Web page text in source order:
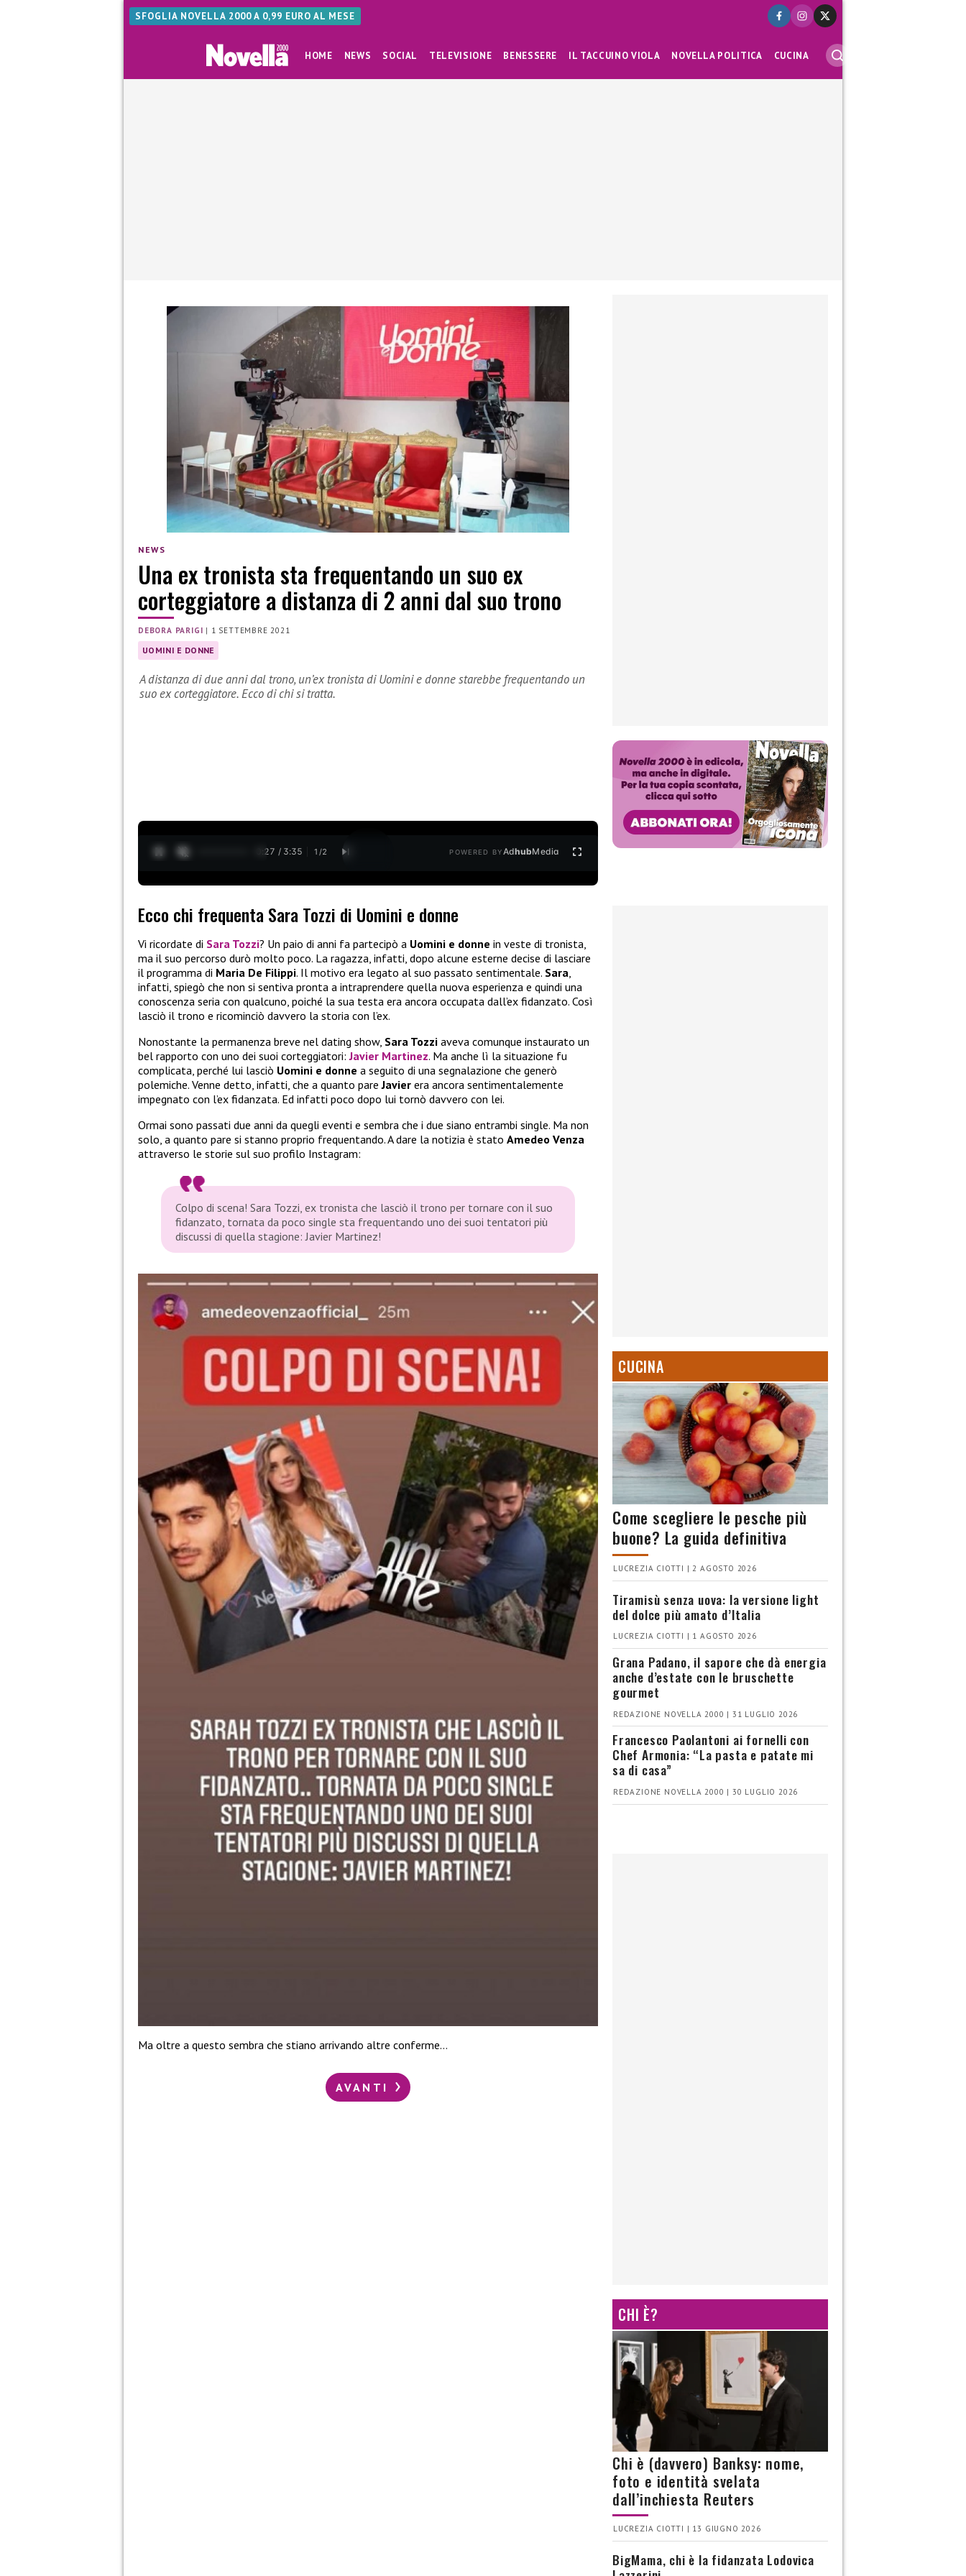
SFOGLIA NOVELLA 2000 A 0,99 EURO AL MESE
HOME NEWS SOCIAL TELEVISIONE BENESSERE IL TACCUINO VIOLA NOVELLA POLITICA CUCINA
NEWS
Una ex tronista sta frequentando un suo ex
corteggiatore a distanza di 2 anni dal suo trono
DEBORA PARIGI | 1 SETTEMBRE 2021
UOMINI E DONNE
A distanza di due anni dal trono, un’ex tronista di Uomini e donne starebbe frequentando un
suo ex corteggiatore. Ecco di chi si tratta.
0:28 / 3:35 1 /2 POWERED BYAdhubMedia
Ecco chi frequenta Sara Tozzi di Uomini e donne
Vi ricordate di Sara Tozzi? Un paio di anni fa partecipò a Uomini e donne in veste di tronista,
ma il suo percorso durò molto poco. La ragazza, infatti, dopo alcune esterne decise di lasciare
il programma di Maria De Filippi. Il motivo era legato al suo passato sentimentale. Sara,
infatti, spiegò che non si sentiva pronta a intraprendere quella nuova esperienza e quindi una
conoscenza seria con qualcuno, poiché la sua testa era ancora occupata dall’ex fidanzato. Così
lasciò il trono e ricominciò davvero la storia con l’ex.
Nonostante la permanenza breve nel dating show, Sara Tozzi aveva comunque instaurato un
bel rapporto con uno dei suoi corteggiatori: Javier Martinez. Ma anche lì la situazione fu
complicata, perché lui lasciò Uomini e donne a seguito di una segnalazione che generò
polemiche. Venne detto, infatti, che a quanto pareJavier era ancora sentimentalemente
impegnato con l’ex fidanzata. Ed infatti poco dopo lui tornò davvero con lei.
Ormai sono passati due anni da quegli eventi e sembra che i due siano entrambi single. Ma non
solo, a quanto pare si stanno proprio frequentando. A dare la notizia è stato Amedeo Venza
attraverso le storie sul suo profilo Instagram:
Colpo di scena! Sara Tozzi, ex tronista che lasciò il trono per tornare con il suo
fidanzato, tornata da poco single sta frequentando uno dei suoi tentatori più
discussi di quella stagione: Javier Martinez!
Ma oltre a questo sembra che stiano arrivando altre conferme…
AVANTI
CUCINA
Come scegliere le pesche più
buone? La guida definitiva
LUCREZIA CIOTTI | 2 AGOSTO 2026
Tiramisù senza uova: la versione light
del dolce più amato d’Italia
LUCREZIA CIOTTI | 1 AGOSTO 2026
Grana Padano, il sapore che dà energia
anche d’estate con le bruschette
gourmet
REDAZIONE NOVELLA 2000 | 31 LUGLIO 2026
Francesco Paolantoni ai fornelli con
Chef Armonia: “La pasta e patate mi
sa di casa”
REDAZIONE NOVELLA 2000 | 30 LUGLIO 2026
CHI È?
Chi è (davvero) Banksy: nome,
foto e identità svelata
dall’inchiesta Reuters
LUCREZIA CIOTTI | 13 GIUGNO 2026
BigMama, chi è la fidanzata Lodovica